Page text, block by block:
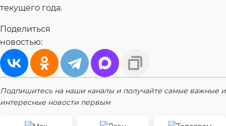
текущего года.
Поделиться
новостью:
Подпишитесь на наши каналы и получайте самые важные и
интересные новости первым